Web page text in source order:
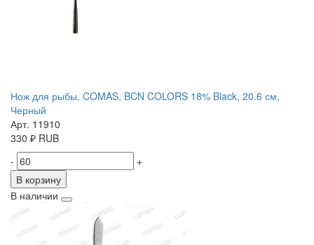
Нож для рыбы, COMAS, BCN COLORS 18% Black, 20.6 см,
Черный
Арт. 11910
330 ₽ RUB
-
+
В корзину
В наличии